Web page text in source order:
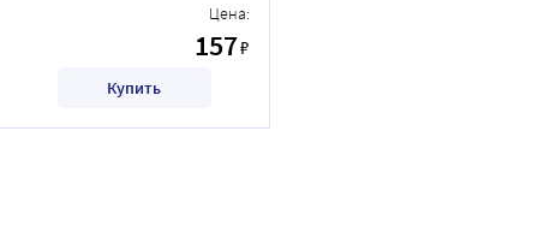
Цена:
157₽
Купить